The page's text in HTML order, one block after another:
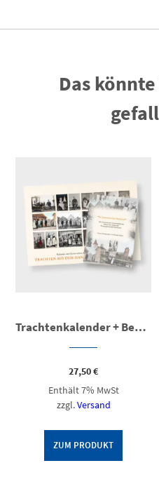
Das
Trachtenkalender + Begleitbroschüre (Bundle)
27,50€
Enthält 7% MwSt
zzgl.Versand
ZUM PRODUKT